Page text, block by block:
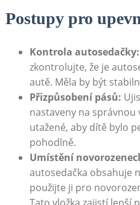
Postupy pro
Kontrola autosedačky:
zkontrolujte, že je
autě. Měla by být
Přizpůsobení pásů:
nastaveny na správnou
utažené, aby dítě bylo
pohodlně.
Umístění
autosedačka obsahuje
použijte ji pro